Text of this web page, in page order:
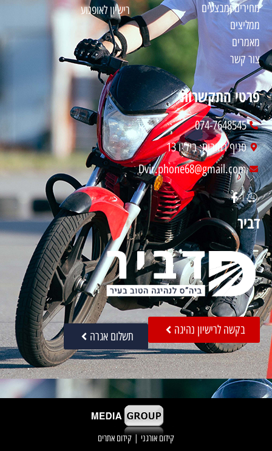
מחירים ומבצעים
ממליצים
מאמרים
צור קשר
רישיון לאופנוע
פרטי התקשרות
074-7648545
סניף רחובות: ביל"ו 13
Dvir.phone68@gmail.com
דביר
בקשה לרישיון נהיגה תשלום אגרה
קידום אורגני קידום אתרים